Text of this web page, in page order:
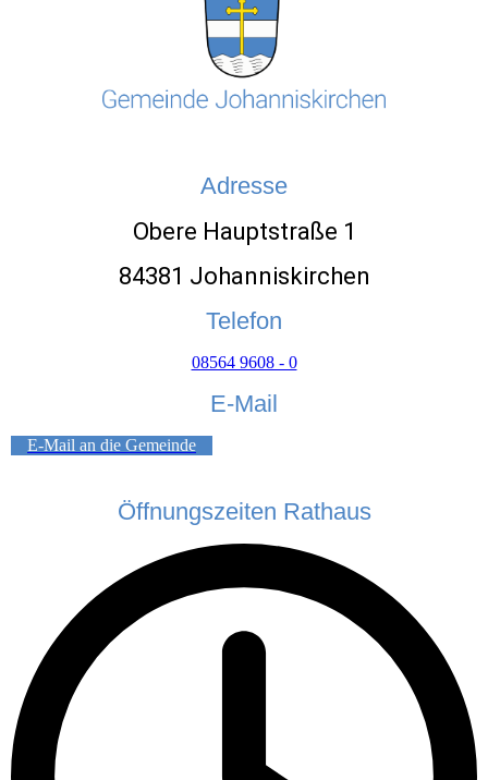
Adresse
Obere Hauptstraße 1
84381 Johanniskirchen
Telefon
08564 9608 - 0
E-Mail
E-Mail an die Gemeinde
Öffnungszeiten Rathaus